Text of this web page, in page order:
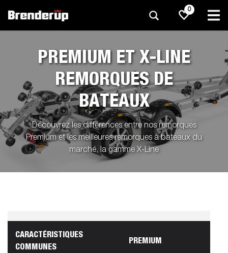
0
PREMIUM ET X-LINE
REMORQUES DE
BATEAUX
Découvrez les différences entre nos remorques
Premium et les meilleures remorques à bateaux du
marché, la gamme X-Line
CARACTÉRISTIQUES
COMMUNES
PREMIUM